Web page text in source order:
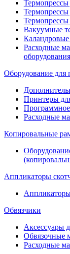
Термопрессы
Термопрессы
Вакуумные
Расходные
оборудования
Оборудование для
Принтеры
Программное
Расходные
Копировальные
Аппликаторы
Обвязчики
Аксессуары
Обвязочные
Расходные